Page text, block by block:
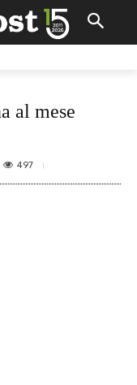
al mese
497